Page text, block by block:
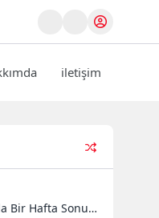
iletişim
Bir Hafta Sonu